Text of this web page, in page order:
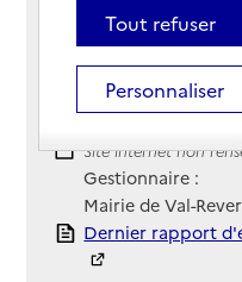
01370 - Val-
Voir itinéraire
Téléphone :
06 29 64 69 66
Site Internet
Site internet non
Gestionnaire :
Mairie de Val-
Rapport HAS
Dernier rapport
Tout refuser
Personnaliser